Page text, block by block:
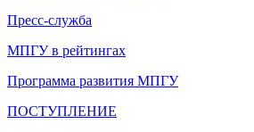
Пресс-служба
МПГУ в рейтингах
Программа развития МПГУ
ПОСТУПЛЕНИЕ